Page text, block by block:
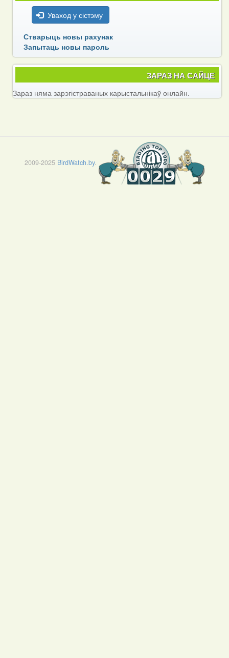
Уваход у сістэму
Стварыць новы рахунак
Запытаць новы пароль
ЗАРАЗ НА САЙЦЕ
Зараз няма зарэгістраваных карыстальнікаў онлайн.
2009-2025 BirdWatch.by.